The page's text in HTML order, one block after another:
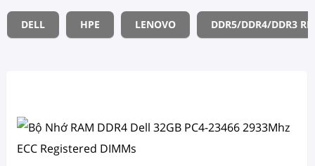
DELL HPE LENOVO DDR5/DDR4/DDR3